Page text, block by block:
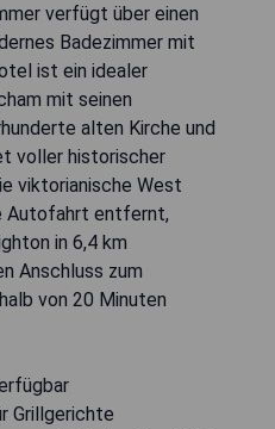
verfügt über einen
Badezimmer mit
ist ein idealer
mit seinen
alten Kirche und
voller historischer
viktorianische West
Autofahrt entfernt,
in 6,4 km
Anschluss zum
von 20 Minuten
Grillgerichte